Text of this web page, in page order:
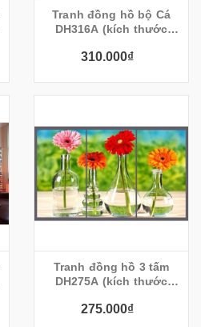
Tranh đồng hồ bộ Cá
DH316A (kích thước
310.000₫
Tranh đồng hồ 3 tấm
DH275A (kích thước
275.000₫